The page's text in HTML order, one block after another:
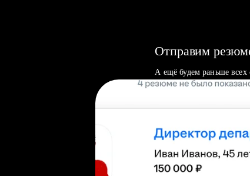
Отправим
А ещё будем раньше всех